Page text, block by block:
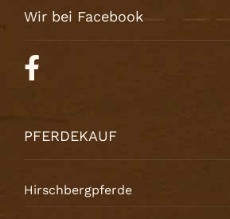
Wir bei Facebook
PFERDEKAUF
Hirschbergpferde